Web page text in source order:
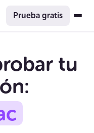
Prueba gratis
tu